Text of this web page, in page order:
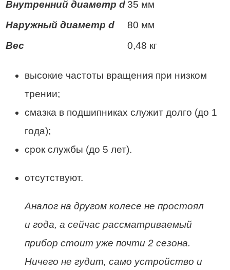
Внутренний диаметр d35 мм
Наружный диаметр d
80 мм
Вес
0,48 кг
высокие частоты вращения при низком
трении;
смазка в подшипниках служит долго (до 1
года);
срок службы (до 5 лет).
отсутствуют.
Аналог на другом колесе не простоял
и года, а сейчас рассматриваемый
прибор стоит уже почти 2 сезона.
Ничего не гудит, само устройство и